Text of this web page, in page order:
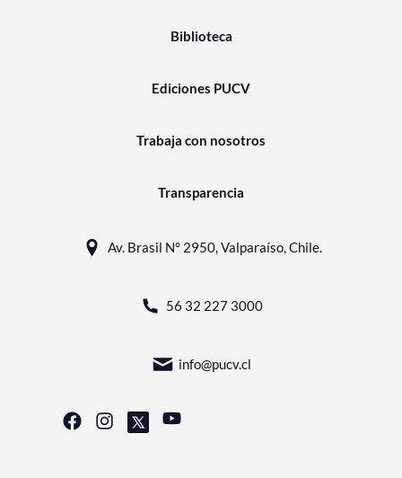
Biblioteca
Ediciones PUCV
Trabaja con nosotros
Transparencia
Av. Brasil N° 2950, Valparaíso, Chile.
56 32 227 3000
info@pucv.cl